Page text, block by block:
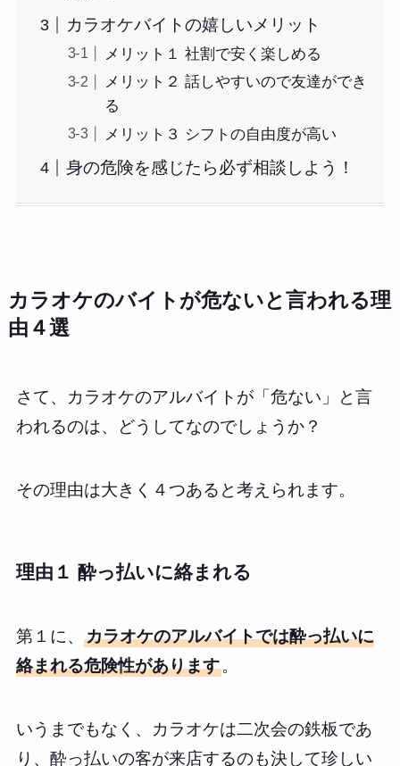
カラオケバイトの嬉しいメリット
メリット１ 社割で安く楽しめる
メリット２ 話しやすいので友達ができ
る
メリット３ シフトの自由度が高い
身の危険を感じたら必ず相談しよう！
カラオケのバイトが危ないと言われる理
由４選
さて、カラオケのアルバイトが「危ない」と言
われるのは、どうしてなのでしょうか？
その理由は大きく４つあると考えられます。
理由１ 酔っ払いに絡まれる
第１に、 カラオケのアルバイトでは酔っ払いに
絡まれる危険性があります。
いうまでもなく、カラオケは二次会の鉄板であ
り、酔っ払いの客が来店するのも決して珍しい